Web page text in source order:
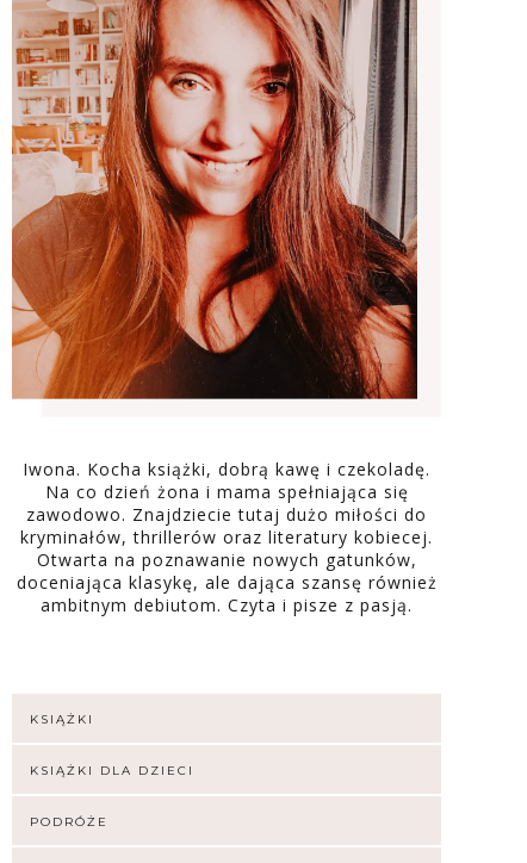
Iwona. Kocha książki, dobrą kawę i czekoladę.
Na co dzień żona i mama spełniająca się
zawodowo. Znajdziecie tutaj dużo miłości do
kryminałów, thrillerów oraz literatury kobiecej.
Otwarta na poznawanie nowych gatunków,
doceniająca klasykę, ale dająca szansę również
ambitnym debiutom. Czyta i pisze z pasją.
KSIĄŻKI
KSIĄŻKI DLA DZIECI
PODRÓŻE